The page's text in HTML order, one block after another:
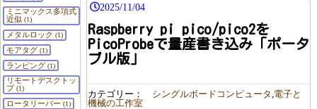
ミニマックス多項式
近似(1)
メタルロック (1)
モアタグ(1)
ランピング(1)
リモートデスクトッ
プ(1)
ロータリーバー (1)
2025/11/04
Raspberry pi pico/pico2を
PicoProbeで量産書き込み「ポータ
ブル版」
カテゴリー： シングルボードコンピュータ 電子と
機械の工作室